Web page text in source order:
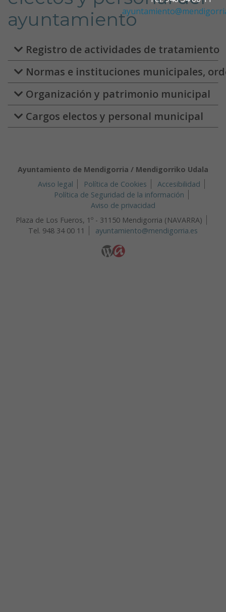
ayuntamiento
Registro de actividades de tratamiento
Normas e instituciones municipales,
Organización y patrimonio municipal
Cargos electos y personal municipal
Ayuntamiento de Mendigorria / Mendigorriko Udala
Aviso legal
Política de Cookies
Accesibilidad
Política de Seguridad de la información
Aviso de privacidad
Plaza de Los Fueros, 1º - 31150 Mendigorria (NAVARRA)
Tel. 948 34 00 11
ayuntamiento@mendigorria.es